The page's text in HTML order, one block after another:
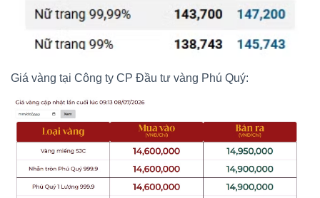
Giá vàng tại Công ty CP Đầu tư vàng Phú Quý: